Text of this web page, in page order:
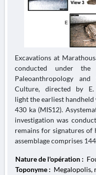
Excavations at
conducted under
Paleoanthropology
Culture, directed by
light the earliest
430 ka (MIS12).
investigation was
remains for signatures of
assemblage comprises
Nature de l'opération :
Toponyme : Megalopolis,